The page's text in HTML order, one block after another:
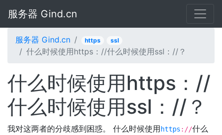
服务器 Gind.cn
服务器 Gind.cn https ssl
什么时候使用https：//什么时候使用ssl：//？
什么时候使用https：//
什么时候使用ssl：//？
我对这两者的分歧感到困惑。 什么时候使用https ://什么